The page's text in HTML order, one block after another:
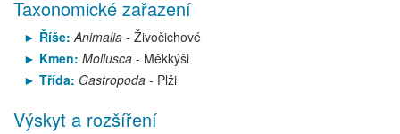
Taxonomické zařazení
Říše: Animalia- Živočichové
Kmen: Mollusca- Měkkýši
Třída: Gastropoda- Plži
Výskyt a rozšíření